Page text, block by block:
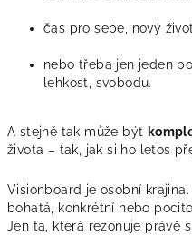
čas pro sebe, nový
nebo třeba jen jeden
lehkost, svobodu.
A stejně tak může být
života – tak, jak si ho letos
Visionboard je osobní
bohatá, konkrétní nebo
Jen ta, která rezonuje právě